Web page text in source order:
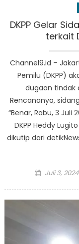
DKPP Gelar
terkait
Channel9.id –
Pemilu (DKPP)
dugaan tindak
Rencananya,
“Benar, Rabu, 3 Juli
DKPP Heddy
dikutip dari
Posted
Juli 3, 2024